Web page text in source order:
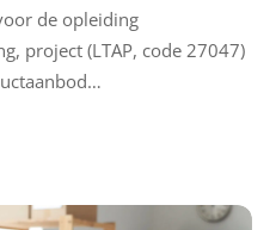
de opleiding
project (LTAP, code 27047)